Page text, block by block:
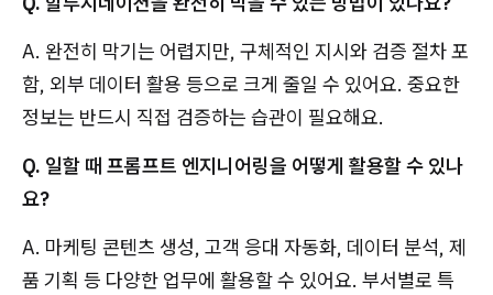
A. 완전히 막기는 어렵지만, 구체적인 지시와 검증 절차 포
함, 외부 데이터 활용 등으로 크게 줄일 수 있어요. 중요한
정보는 반드시 직접 검증하는 습관이 필요해요.
Q. 일할 때 프롬프트 엔지니어링을 어떻게 활용할 수 있나
요?
A. 마케팅 콘텐츠 생성, 고객 응대 자동화, 데이터 분석, 제
품 기획 등 다양한 업무에 활용할 수 있어요. 부서별로 특